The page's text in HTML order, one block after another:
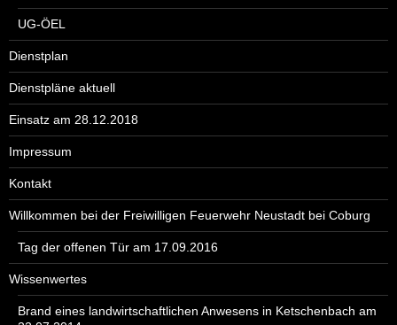
UG-ÖEL
Dienstplan
Dienstpläne aktuell
Einsatz am 28.12.2018
Impressum
Kontakt
Willkommen bei der Freiwilligen Feuerwehr Neustadt bei Coburg
Tag der offenen Tür am 17.09.2016
Wissenwertes
Brand eines landwirtschaftlichen Anwesens in Ketschenbach am